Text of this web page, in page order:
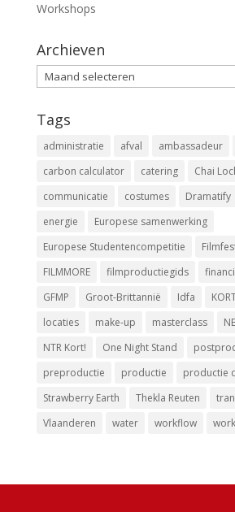
Workshops
Archieven
Archieven
Tags
administratie afval ambassadeur
carbon calculator
catering
Chai
communicatie
costumes Dramatify
energie
Europese samenwerking
Europese Studentencompetitie
FILMMORE
filmproductiegids
GFMP
Groot-Brittannië Idfa
locaties
make-up masterclass
NTR Kort!
One Night Stand
preproductie
productie productie
Strawberry Earth
Thekla Reuten
Vlaanderen
water workflow